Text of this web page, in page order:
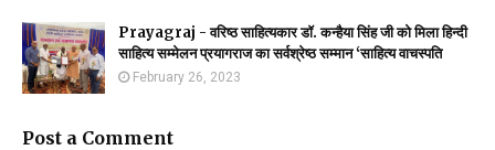
Prayagraj - वरिष्ठ साहित्यकार डॉ. कन्हैया सिंह जी को मिला हिन्दी
साहित्य सम्मेलन प्रयागराज का सर्वश्रेष्ठ सम्मान ‘साहित्य वाचस्पति
February 26, 2023
Post a Comment